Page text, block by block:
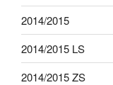
2014/2015
2014/2015 LS
2014/2015 ZS